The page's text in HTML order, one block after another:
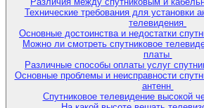
Технические требования для установки
телевидения
Основные достоинства и недостатки
Можно ли смотреть спутниковое
платы
Различные способы оплаты услуг
Основные проблемы и неисправности
антенн
Спутниковое